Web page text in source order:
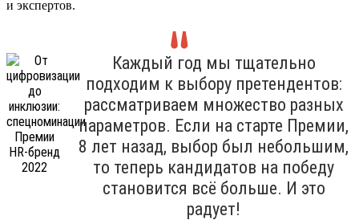
и экспертов.
Каждый год мы тщательно
подходим к выбору претендентов:
рассматриваем множество разных
параметров. Если на старте Премии,
8 лет назад, выбор был небольшим,
то теперь кандидатов на победу
становится всё больше. И это
радует!